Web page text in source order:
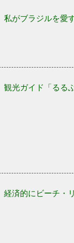
私がブラジルを愛
観光ガイド「るる
経済的にビーチ・